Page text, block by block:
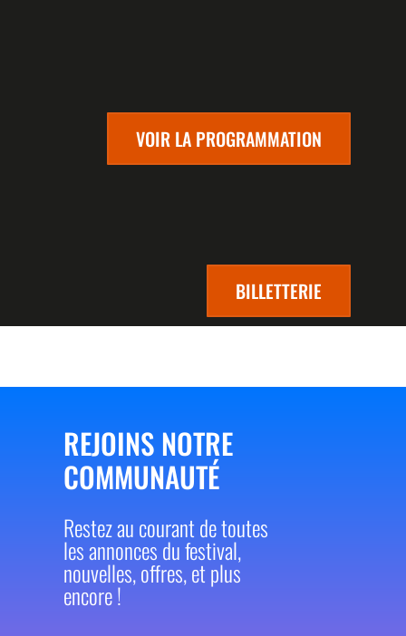
VOIR LA PROGRAMMATION
BILLETTERIE
REJOINS NOTRE
COMMUNAUTÉ
Restez au courant de toutes
les annonces du festival,
nouvelles, offres, et plus
encore !